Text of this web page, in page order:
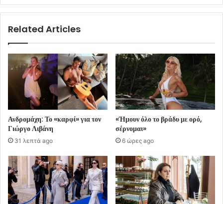
Related Articles
Ανδρομάχη: Το «καρφί» για τον
Γιώργο Λιβάνη
31 λεπτά ago
«Ήμουν όλο το βράδυ με ορό,
σέρνομαι»
6 ώρες ago